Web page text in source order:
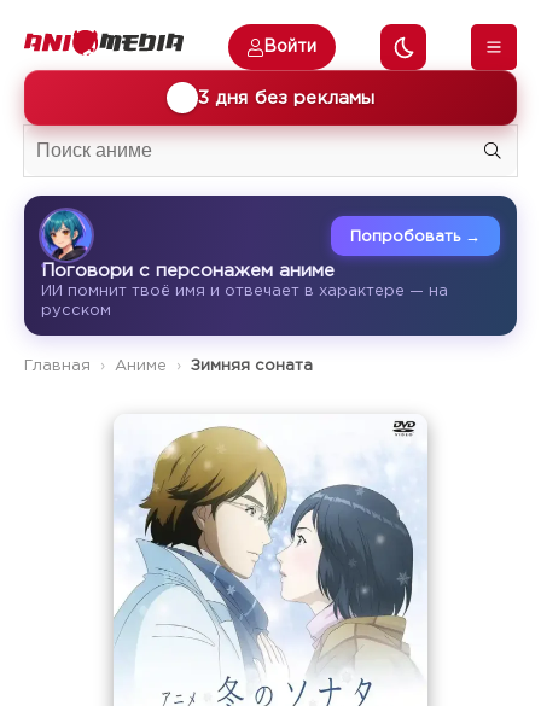
3 дня без рекламы
Войти
Поговори с персонажем аниме
ИИ помнит твоё имя и отвечает в характере — на
русском
Попробовать →
Главная Аниме Зимняя соната